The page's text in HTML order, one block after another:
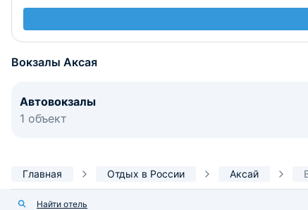
Вокзалы Аксая
Автовокзалы
1 объект
Главная Отдых в России Аксай
Найти отель